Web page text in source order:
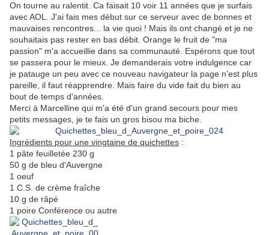
On tourne au ralentit. Ca faisait 10 voir 11 années que je surfais
avec AOL. J'ai fais mes début sur ce serveur avec de bonnes et
mauvaises rencontres... la vie quoi ! Mais ils ont changé et je ne
souhaitais pas rester en bas débit. Orange le fruit de "ma
passion" m'a accueillie dans sa communauté. Espérons que tout
se passera pour le mieux. Je demanderais votre indulgence car
je patauge un peu avec ce nouveau navigateur la page n'est plus
pareille, il faut réapprendre. Mais faire du vide fait du bien au
bout de temps d'années.
Merci à Marcelline qui m'a été d'un grand secours pour mes
petits messages, je te fais un gros bisou ma biche.
Ingrédients pour une vingtaine de quichettes :
1 pâte feuilletée 230 g
50 g de bleu d'Auvergne
1 oeuf
1 C.S. de crème fraîche
10 g de râpé
1 poire Conférence ou autre